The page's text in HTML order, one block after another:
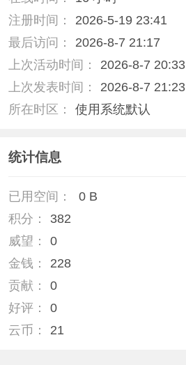
注册时间：
2026-5-19 23:41
最后访问：
2026-8-7 21:17
上次活动时间：
2026-8-7 20:33
上次发表时间：
2026-8-7 21:23
所在时区：
使用系统默认
统计信息
已用空间：
0 B
积分：
382
威望：
0
金钱：
228
贡献：
0
好评：
0
云币：
21